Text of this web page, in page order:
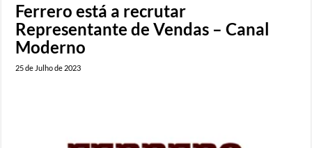
Ferrero está a recrutar
Representante de Vendas – Canal
Moderno
25 de Julho de 2023